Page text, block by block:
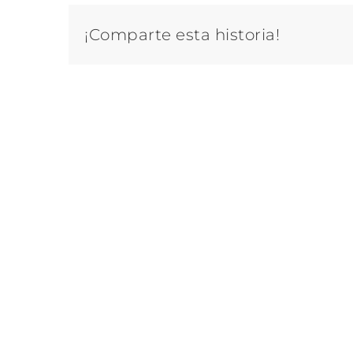
¡Comparte esta historia!